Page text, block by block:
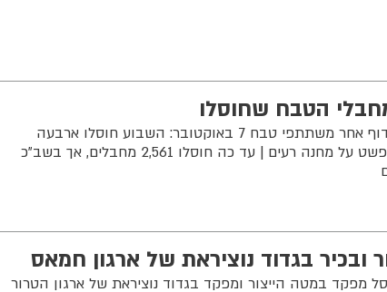
הטבח שחוסלו
כוח המשימה המיוחד ניל"י ממשיך לרדוף אחר משתתפי טבח 7 באוקטובר: השבוע חוסלו ארבעה
מחבלים נוספים - בהם ראש חוליה שפשט על מחנה רעים | עד כה חוסלו 2,561 מחבלים, אך בשב"כ
ובכיר בגדוד נוציראת של ארגון חמאס
מפקד במטה הייצור ומפקד בגדוד נוציראת של ארגון הטרור